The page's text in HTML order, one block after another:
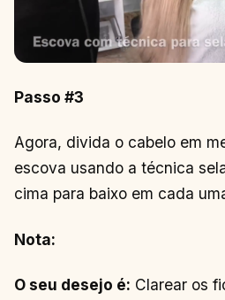
Passo #3
Agora, divida o cabelo em
escova usando a técnica
cima para baixo em cada
Nota:
O seu desejo é: Clarear os